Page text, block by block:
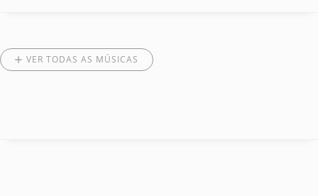
VER TODAS AS MÚSICAS